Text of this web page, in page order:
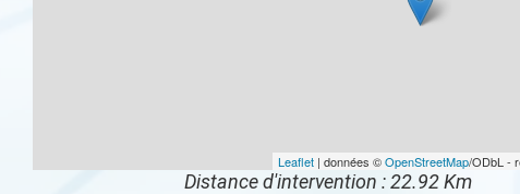
Leaflet| données ©OpenStreetMap/ODbL -
Distance d'intervention : 22.92 Km